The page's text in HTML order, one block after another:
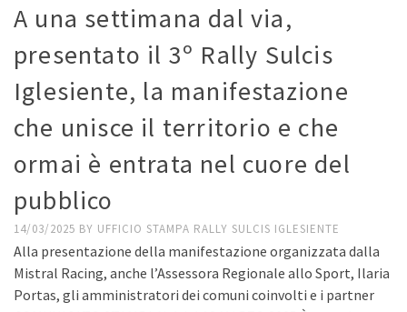
A una settimana dal via,
presentato il 3º Rally Sulcis
Iglesiente, la manifestazione
che unisce il territorio e che
ormai è entrata nel cuore del
pubblico
14/03/2025 BY UFFICIO STAMPA RALLY SULCIS IGLESIENTE
Alla presentazione della manifestazione organizzata dalla
Mistral Racing, anche l’Assessora Regionale allo Sport, Ilaria
Portas, gli amministratori dei comuni coinvolti e i partner